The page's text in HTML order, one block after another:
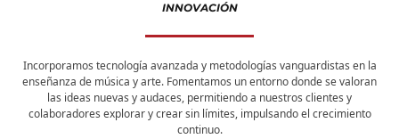
INNOVACIÓN
Incorporamos tecnología avanzada y metodologías vanguardistas en la
enseñanza de música y arte. Fomentamos un entorno donde se valoran
las ideas nuevas y audaces, permitiendo a nuestros clientes y
colaboradores explorar y crear sin límites, impulsando el crecimiento
continuo.